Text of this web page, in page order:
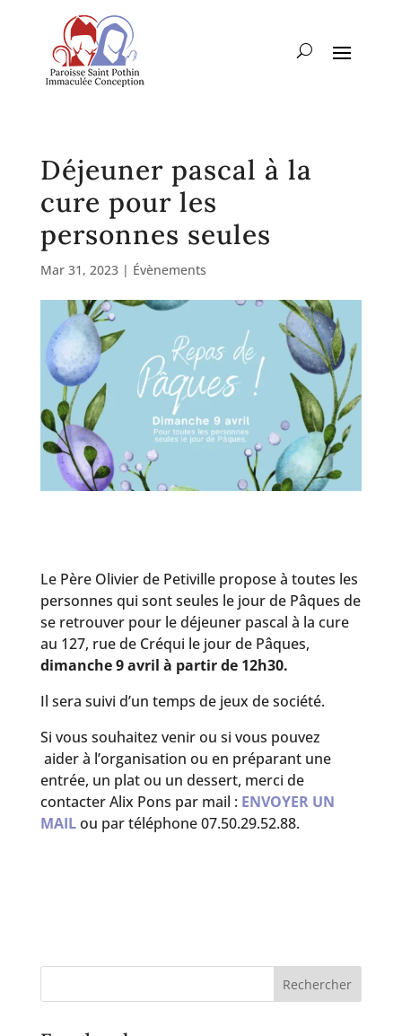
Déjeuner pascal à la
cure pour les
personnes seules
Mar 31, 2023| Évènements
Le Père Olivier de Petiville propose à toutes les
personnes qui sont seules le jour de Pâques de
se retrouver pour le déjeuner pascal à la cure
au 127, rue de Créqui le jour de Pâques,
dimanche 9 avril à partir de 12h30.
Il sera suivi d’un temps de jeux de société.
Si vous souhaitez venir ou si vous pouvez
aider à l’organisation ou en préparant une
entrée, un plat ou un dessert, merci de
contacter Alix Pons par mail : ENVOYER UN
MAILou par téléphone 07.50.29.52.88.